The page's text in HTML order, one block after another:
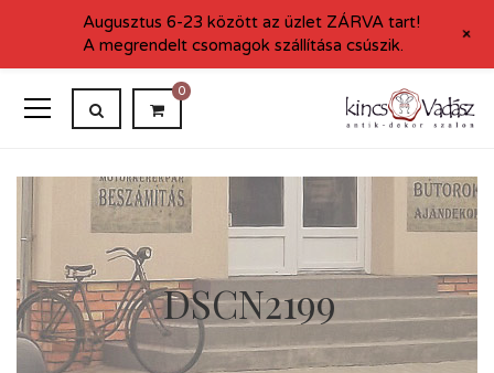
0
DSCN2199
Augusztus 6-23 között az üzlet ZÁRVA tart!
A megrendelt csomagok szállítása csúszik.
+